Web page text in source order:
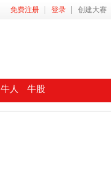
免费注册 登录 创建大赛
牛人 牛股